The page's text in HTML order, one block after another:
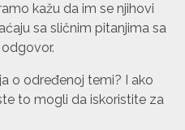
kažu da im se njihovi
sa sličnim pitanjima sa
o određenoj temi? I ako
to mogli da iskoristite za